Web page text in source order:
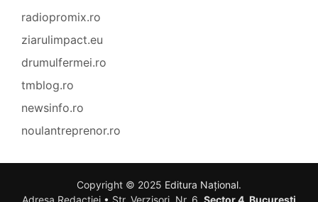
radiopromix.ro
ziarulimpact.eu
drumulfermei.ro
tmblog.ro
newsinfo.ro
noulantreprenor.ro
Copyright © 2025 Editura Național.